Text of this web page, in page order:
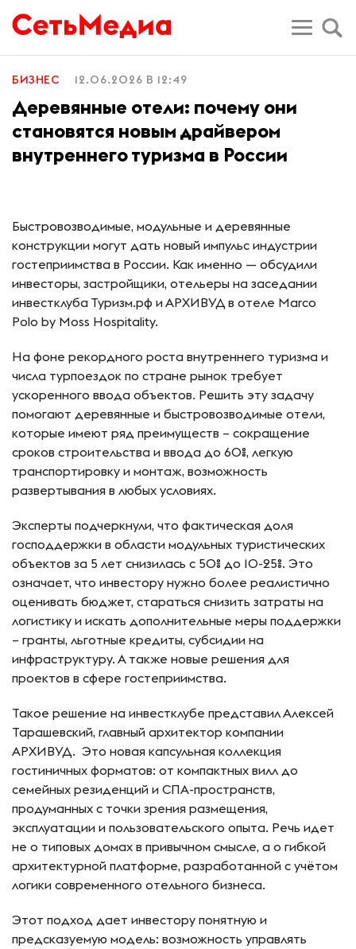
БИЗНЕС 12.06.2026 В 12:49
Деревянные отели: почему они
становятся новым драйвером
внутреннего туризма в России
Быстровозводимые, модульные и деревянные
конструкции могут дать новый импульс индустрии
гостеприимства в России. Как именно — обсудили
инвесторы, застройщики, отельеры на заседании
инвестклуба Туризм.рф и АРХИВУД в отеле Marco
Polo by Moss Hospitality.
На фоне рекордного роста внутреннего туризма и
числа турпоездок по стране рынок требует
ускоренного ввода объектов. Решить эту задачу
помогают деревянные и быстровозводимые отели,
которые имеют ряд преимуществ – сокращение
сроков строительства и ввода до 60%, легкую
транспортировку и монтаж, возможность
развертывания в любых условиях.
Эксперты подчеркнули, что фактическая доля
господдержки в области модульных туристических
объектов за 5 лет снизилась с 50% до 10-25%. Это
означает, что инвестору нужно более реалистично
оценивать бюджет, стараться снизить затраты на
логистику и искать дополнительные меры поддержки
– гранты, льготные кредиты, субсидии на
инфраструктуру. А также новые решения для
проектов в сфере гостеприимства.
Такое решение на инвестклубе представил Алексей
Тарашевский, главный архитектор компании
АРХИВУД. Это новая капсульная коллекция
гостиничных форматов: от компактных вилл до
семейных резиденций и СПА-пространств,
продуманных с точки зрения размещения,
эксплуатации и пользовательского опыта. Речь идет
не о типовых домах в привычном смысле, а о гибкой
архитектурной платформе, разработанной с учётом
логики современного отельного бизнеса.
Этот подход дает инвестору понятную и
предсказуемую модель: возможность управлять